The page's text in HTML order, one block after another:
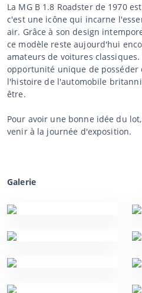
La MG B 1.8 Roadster de 1970
c'est une icône qui incarne
air. Grâce à son design
ce modèle reste aujourd'hui
amateurs de voitures
opportunité unique de posséder
l'histoire de l'automobile
être.
Pour avoir une bonne idée du
venir à la journée d'exposition.
Galerie